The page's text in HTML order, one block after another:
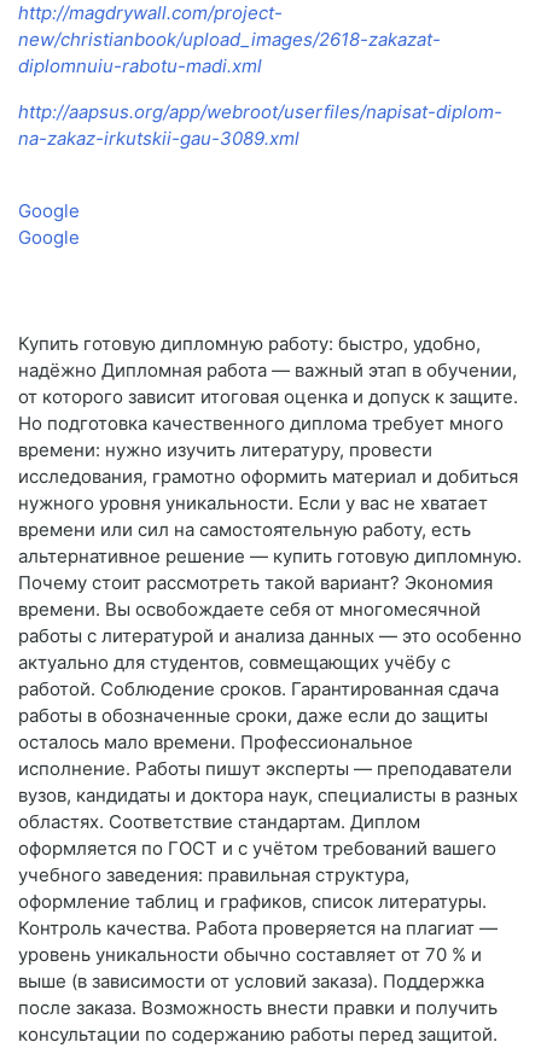
http://magdrywall.com/project-
new/christianbook/upload_images/2618-zakazat-
diplomnuiu-rabotu-madi.xml
http://aapsus.org/app/webroot/userfiles/napisat-diplom-
na-zakaz-irkutskii-gau-3089.xml
Google
Google
Купить готовую дипломную работу: быстро, удобно,
надёжно Дипломная работа — важный этап в обучении,
от которого зависит итоговая оценка и допуск к защите.
Но подготовка качественного диплома требует много
времени: нужно изучить литературу, провести
исследования, грамотно оформить материал и добиться
нужного уровня уникальности. Если у вас не хватает
времени или сил на самостоятельную работу, есть
альтернативное решение — купить готовую дипломную.
Почему стоит рассмотреть такой вариант? Экономия
времени. Вы освобождаете себя от многомесячной
работы с литературой и анализа данных — это особенно
актуально для студентов, совмещающих учёбу с
работой. Соблюдение сроков. Гарантированная сдача
работы в обозначенные сроки, даже если до защиты
осталось мало времени. Профессиональное
исполнение. Работы пишут эксперты — преподаватели
вузов, кандидаты и доктора наук, специалисты в разных
областях. Соответствие стандартам. Диплом
оформляется по ГОСТ и с учётом требований вашего
учебного заведения: правильная структура,
оформление таблиц и графиков, список литературы.
Контроль качества. Работа проверяется на плагиат —
уровень уникальности обычно составляет от 70 % и
выше (в зависимости от условий заказа). Поддержка
после заказа. Возможность внести правки и получить
консультации по содержанию работы перед защитой.